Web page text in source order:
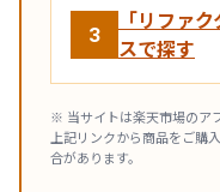
3
「リファ
スで探す
※ 当サイトは楽天市場のア
上記リンクから商品をご購
合があります。